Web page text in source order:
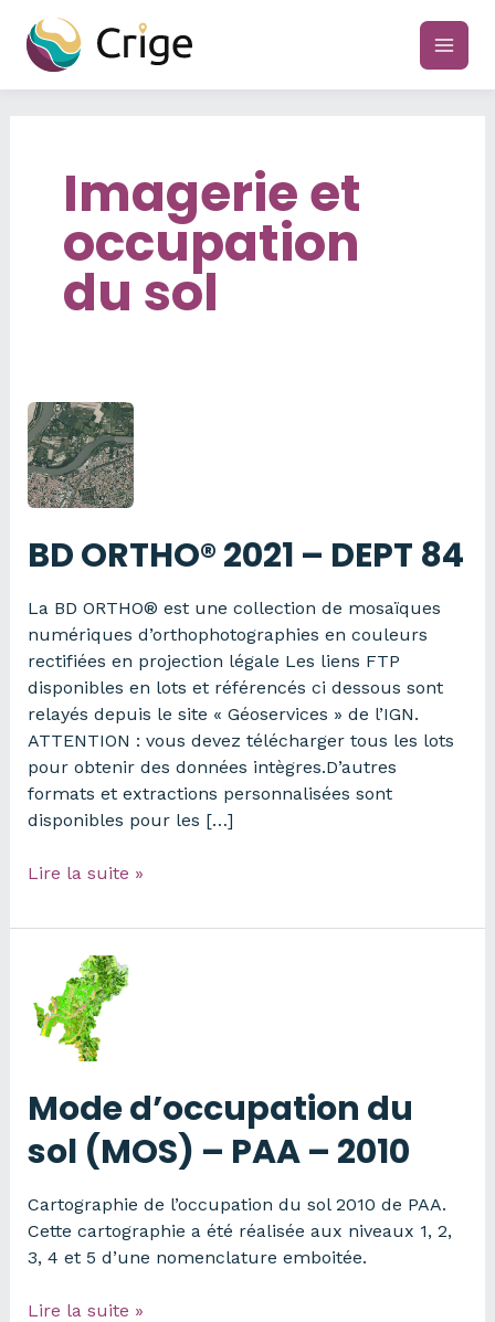
contenu
main
Imagerie et
occupation
du sol
BD ORTHO® 2021 – DEPT 84
La BD ORTHO® est une collection de mosaïques
numériques d’orthophotographies en couleurs
rectifiées en projection légale Les liens FTP
disponibles en lots et référencés ci dessous sont
relayés depuis le site « Géoservices » de l’IGN.
ATTENTION : vous devez télécharger tous les lots
pour obtenir des données intègres.D’autres
formats et extractions personnalisées sont
disponibles pour les […]
BD
2021
DEPT
84
Lire la suite »
Mode d’occupation du
sol (MOS) – PAA – 2010
Cartographie de l’occupation du sol 2010 de PAA.
Cette cartographie a été réalisée aux niveaux 1, 2,
3, 4 et 5 d’une nomenclature emboitée.
Mode
Lire la suite »